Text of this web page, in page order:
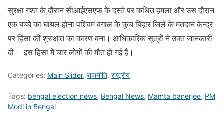
सुरक्षा गश्त के दौरान सीआईएसएफ के दस्ते पर कथित हमला और उस दौरान
एक बच्चे का घायल होना पश्चिम बंगाल के कूच बिहार जिले के मतदान केन्द्र
पर हिंसा की शुरुआत का कारण बना। आधिकारिक सूत्रों ने उक्त जानकारी
दी। इस हिंसा में चार लोगों की मौत हो गई है।
Categories: Main Slider, राजनीति, राष्ट्रीय
Tags: bengal election news, Bengal News, Mamta banerjee, PM
Modi in Bengal